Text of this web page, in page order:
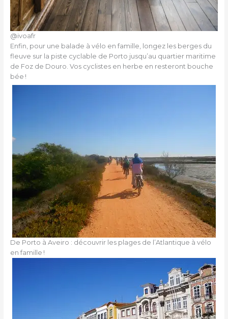
@ivoafr
Enfin, pour une balade à vélo en famille, longez les berges du
fleuve sur la piste cyclable de Porto jusqu’au quartier maritime
de Foz de Douro. Vos cyclistes en herbe en resteront bouche
bée !
De Porto à Aveiro : découvrir les plages de l’Atlantique à vélo
en famille !